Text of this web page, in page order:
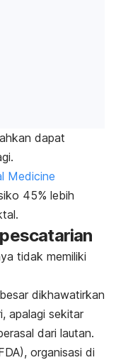
dapat
Medicine
45% lebih
pescatarian
tidak memiliki
dikhawatirkan
apalagi sekitar
dari lautan.
organisasi di